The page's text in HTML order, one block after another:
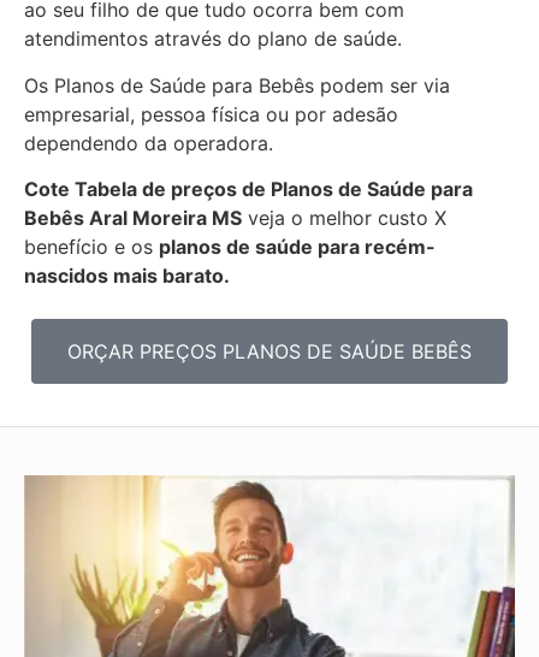
ao seu filho de que tudo ocorra bem com
atendimentos através do plano de saúde.
Os Planos de Saúde para Bebês podem ser via
empresarial, pessoa física ou por adesão
dependendo da operadora.
Cote Tabela de preços de Planos de Saúde para
Bebês Aral Moreira MS veja o melhor custo X
benefício e os planos de saúde para recém-
nascidos mais barato.
ORÇAR PREÇOS PLANOS DE SAÚDE BEBÊS